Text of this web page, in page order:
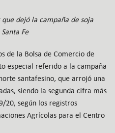
dejó la campaña de soja
Fe
de la Bolsa de Comercio de
especial referido a la campaña
santafesino, que arrojó una
siendo la segunda cifra más
20, según los registros
Agrícolas para el Centro